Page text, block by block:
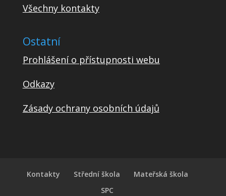
Všechny kontakty
Ostatní
Prohlášení o přístupnosti webu
Odkazy
Zásady ochrany osobních údajů
Kontakty Střední škola
Mateřská škola
SPC